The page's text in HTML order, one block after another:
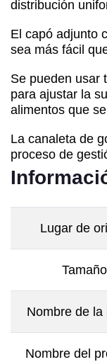
distribución
El capó adjunto
sea más fácil
Se pueden usar
para ajustar la
alimentos que
La canaleta de
proceso de
Lugar de
Tamaño
Nombre de la
Nombre del